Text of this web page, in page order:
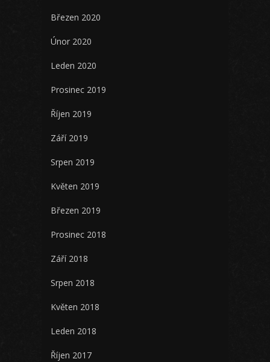
Březen 2020
Únor 2020
Leden 2020
Prosinec 2019
Říjen 2019
Září 2019
Srpen 2019
Květen 2019
Březen 2019
Prosinec 2018
Září 2018
Srpen 2018
Květen 2018
Leden 2018
Říjen 2017